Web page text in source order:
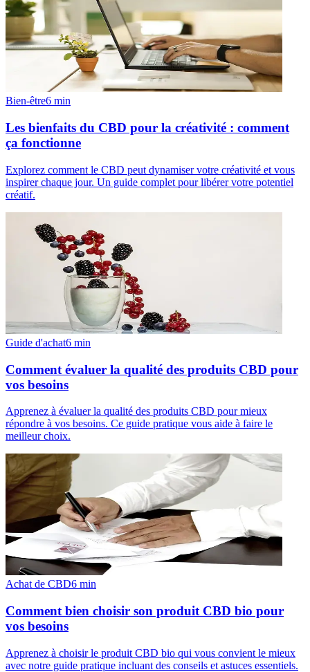
Bien-être6 min
Les bienfaits du CBD pour la créativité : comment
ça fonctionne
Explorez comment le CBD peut dynamiser votre créativité et vous
inspirer chaque jour. Un guide complet pour libérer votre potentiel
créatif.
Guide d'achat6 min
Comment évaluer la qualité des produits CBD pour
vos besoins
Apprenez à évaluer la qualité des produits CBD pour mieux
répondre à vos besoins. Ce guide pratique vous aide à faire le
meilleur choix.
Achat de CBD6 min
Comment bien choisir son produit CBD bio pour
vos besoins
Apprenez à choisir le produit CBD bio qui vous convient le mieux
avec notre guide pratique incluant des conseils et astuces essentiels.